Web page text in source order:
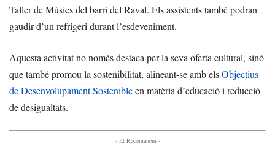
Taller de Músics del barri del Raval. Els assistents també podran
gaudir d’un refrigeri durant l’esdeveniment.
Aquesta activitat no només destaca per la seva oferta cultural, sinó
que també promou la sostenibilitat, alineant-se amb elsObjectius
de Desenvolupament Sostenibleen matèria d’educació i reducció
de desigualtats.
- Et Recomanem -